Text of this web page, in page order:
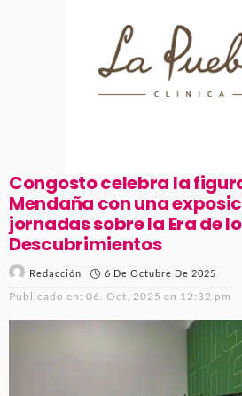
Congosto celebra la
Mendaña con una
jornadas sobre la Era de
Descubrimientos
Redacción 6 De Octubre De 2025
Publicado en: 06. Oct, 2025 en 12:32 pm